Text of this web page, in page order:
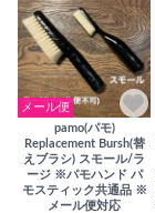
メール便
pamo(パモ)
Replacement Bursh(替
えブラシ) スモール/ラ
ージ ※パモハンド パ
モスティック共通品 ※
メール便対応